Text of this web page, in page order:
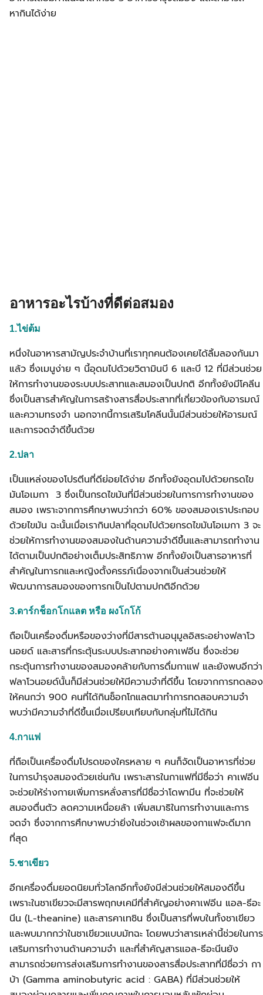
หากินได้ง่าย
อาหารอะไรบ้างที่ดีต่อสมอง
1.ไข่ต้ม
หนึ่งในอาหารสามัญประจำบ้านที่เราทุกคนต้องเคยได้ลิ้มลองกันมา
แล้ว ซึ่งเมนูง่าย ๆ นี้อุดมไปด้วยวิตามินบี 6 และบี 12 ที่มีส่วนช่วย
ให้การทำงานของระบบประสาทและสมองเป็นปกติ อีกทั้งยังมีโคลีน
ซึ่งเป็นสารสำคัญในการสร้างสารสื่อประสาทที่เกี่ยวข้องกับอารมณ์
และความทรงจำ นอกจากนี้การเสริมโคลีนนั้นมีส่วนช่วยให้อารมณ์
และการจดจำดีขึ้นด้วย
2.ปลา
เป็นแหล่งของโปรตีนที่ดีย่อยได้ง่าย อีกทั้งยังอุดมไปด้วยกรดไข
มันโอเมกา 3 ซึ่งเป็นกรดไขมันที่มีส่วนช่วยในการการทำงานของ
สมอง เพราะจากการศึกษาพบว่ากว่า 60% ของสมองเราประกอบ
ด้วยไขมัน ฉะนั้นเมื่อเรากินปลาที่อุดมไปด้วยกรดไขมันโอเมกา 3 จะ
ช่วยให้การทำงานของสมองในด้านความจำดีขึ้นและสามารถทำงาน
ได้ตามเป็นปกติอย่างเต็มประสิทธิภาพ อีกทั้งยังเป็นสารอาหารที่
สำคัญในทารกและหญิงตั้งครรภ์เนื่องจากเป็นส่วนช่วยให้
พัฒนาการสมองของทารกเป็นไปตามปกติอีกด้วย
3.ดาร์กช็อกโกแลต หรือ ผงโกโก้
ถือเป็นเครื่องดื่มหรือของว่างที่มีสารต้านอนุมูลอิสระอย่างฟลาโว
นอยด์ และสารที่กระตุ้นระบบประสาทอย่างคาเฟอีน ซึ่งจะช่วย
กระตุ้นการทำงานของสมองคล้ายกับการดื่มกาแฟ และยังพบอีกว่า
ฟลาโวนอยด์นั้นก็มีส่วนช่วยให้มีความจำที่ดีขึ้น โดยจากการทดลอง
ให้คนกว่า 900 คนที่ได้กินช็อกโกแลตมาทำการทดสอบความจำ
พบว่ามีความจำที่ดีขึ้นเมื่อเปรียบเทียบกับกลุ่มที่ไม่ได้กิน
4.กาแฟ
ที่ถือเป็นเครื่องดื่มโปรดของใครหลาย ๆ คนก็จัดเป็นอาหารที่ช่วย
ในการบำรุงสมองด้วยเช่นกัน เพราะสารในกาแฟที่มีชื่อว่า คาเฟอีน
จะช่วยให้ร่างกายเพิ่มการหลั่งสารที่มีชื่อว่าโดพามีน ที่จะช่วยให้
สมองตื่นตัว ลดความเหนื่อยล้า เพิ่มสมาธิในการทำงานและการ
จดจำ ซึ่งจากการศึกษาพบว่ายิ่งในช่วงเช้าผลของกาแฟจะดีมาก
ที่สุด
5.ชาเขียว
อีกเครื่องดื่มยอดนิยมทั่วโลกอีกทั้งยังมีส่วนช่วยให้สมองดีขึ้น
เพราะในชาเขียวจะมีสารพฤกษเคมีที่สำคัญอย่างคาเฟอีน แอล-ธีอะ
นีน (L-theanine) และสารคาเทชิน ซึ่งเป็นสารที่พบในทั้งชาเขียว
และพบมากกว่าในชาเขียวแบบมัทฉะ โดยพบว่าสารเหล่านี้ช่วยในการ
เสริมการทำงานด้านความจำ และที่สำคัญสารแอล-ธีอะนีนยัง
สามารถช่วยการส่งเสริมการทำงานของสารสื่อประสาทที่มีชื่อว่า กา
บ้า (Gamma aminobutyric acid : GABA) ที่มีส่วนช่วยให้